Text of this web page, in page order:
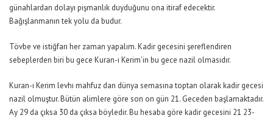
günahlardan dolayı pişmanlık duyduğunu ona itiraf edecektir.
Bağışlanmanın tek yolu da budur.
Tövbe ve istiğfarı her zaman yapalım. Kadir gecesini şereflendiren
sebeplerden biri bu gece Kuran-ı Kerim’in bu gece nazil olmasıdır.
Kuran-ı Kerim levhı mahfuz dan dünya semasına toptan olarak kadir gecesi
nazil olmuştur. Bütün alimlere göre son on gün 21. Geceden başlamaktadır.
Ay 29 da çıksa 30 da çıksa böyledir. Bu hesaba göre kadir gecesini 21 23-